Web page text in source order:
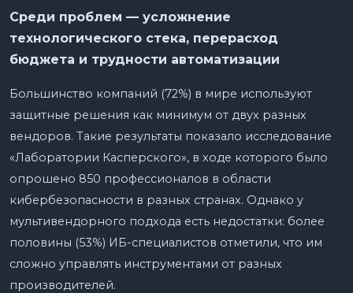
Среди проблем — усложнение
технологического стека, перерасход
бюджета и трудности автоматизации
Большинство компаний (72%) в мире используют
защитные решения как минимум от двух разных
вендоров. Такие результаты показало исследование
«Лаборатории Касперского», в ходе которого было
опрошено 850 профессионалов в области
кибербезопасности в разных странах. Однако у
мультивендорного подхода есть недостатки: более
половины (53%) ИБ-специалистов отметили, что им
сложно управлять инструментами от разных
производителей.